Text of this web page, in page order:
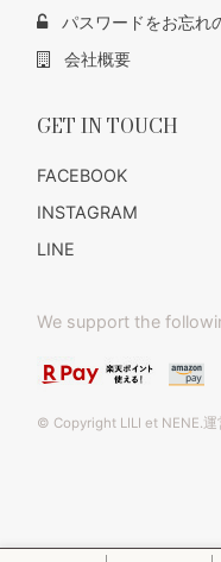
パスワードをお忘れ
会社概要
GET IN TOUCH
FACEBOOK
INSTAGRAM
LINE
We support the
© Copyright LILI et NENE.